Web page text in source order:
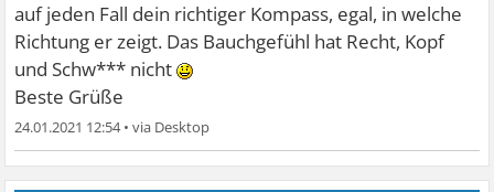
auf jeden Fall dein richtiger Kompass, egal, in welche
Richtung er zeigt. Das Bauchgefühl hat Recht, Kopf
und Schw*** nicht
Beste Grüße
24.01.2021 12:54•